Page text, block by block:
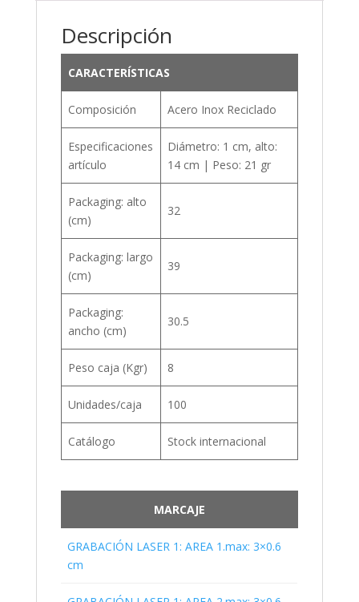
Descripción
CARACTERÍSTICAS
Composición Acero Inox Reciclado
Especificaciones
artículo
Diámetro: 1 cm, alto:
14 cm | Peso: 21 gr
Packaging: alto
(cm)
32
Packaging: largo
(cm)
39
Packaging:
ancho (cm)
30.5
Peso caja (Kgr) 8
Unidades/caja 100
Catálogo Stock internacional
MARCAJE
GRABACIÓN LASER 1: AREA 1.max: 3×0.6
cm